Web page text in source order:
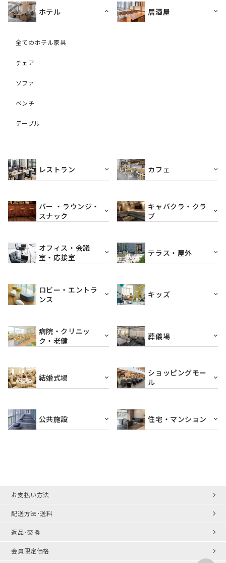
ホテル
全てのホテル家具
チェア
ソファ
ベンチ
テーブル
居酒屋
レストラン カフェ
バー ・ラウンジ・
スナック
キャバクラ・クラ
ブ
オフィス・会議
室・応接室
テラス・屋外
ロビー・エントラ
ンス
キッズ
病院・クリニッ
ク・老健
葬儀場
結婚式場
ショッピングモー
ル
公共施設 住宅・マンション
お支払い方法
配送方法･送料
返品･交換
会員限定価格